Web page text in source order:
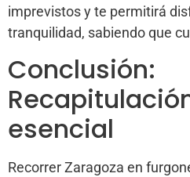
imprevistos y te permitirá
tranquilidad, sabiendo que
Conclusión:
esencial
Recorrer Zaragoza en